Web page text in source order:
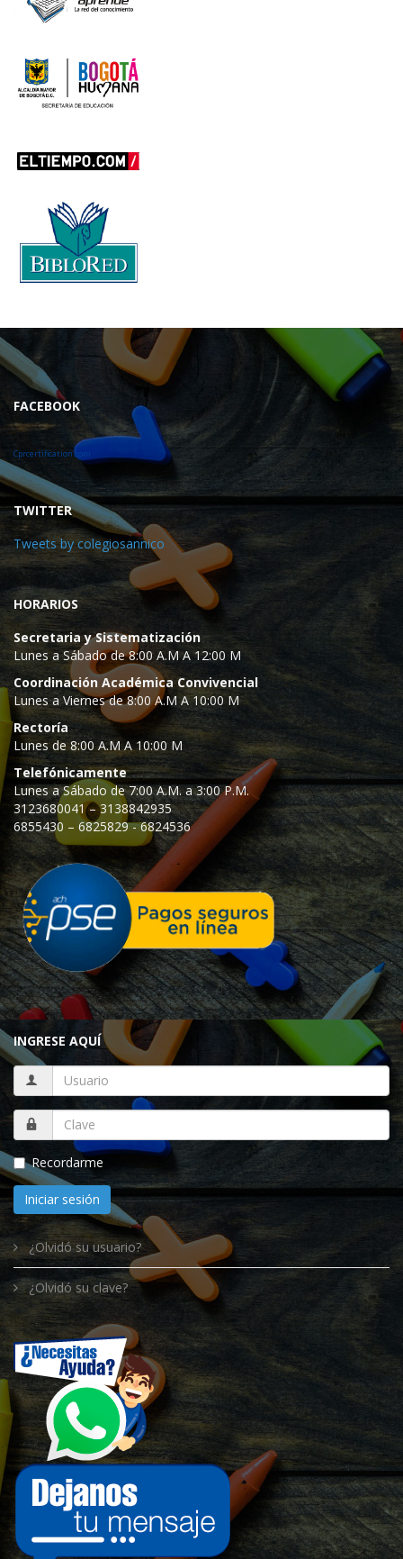
FACEBOOK
Cprcertification.com
TWITTER
Tweets by colegiosannico
HORARIOS
Secretaria y Sistematización
Lunes a Sábado de 8:00 A.M A 12:00 M
Coordinación Académica Convivencial
Lunes a Viernes de 8:00 A.M A 10:00 M
Rectoría
Lunes de 8:00 A.M A 10:00 M
Telefónicamente
Lunes a Sábado de 7:00 A.M. a 3:00 P.M.
3123680041 – 3138842935
6855430 – 6825829 - 6824536
INGRESE AQUÍ
Recordarme
Iniciar sesión
¿Olvidó su usuario?
¿Olvidó su clave?